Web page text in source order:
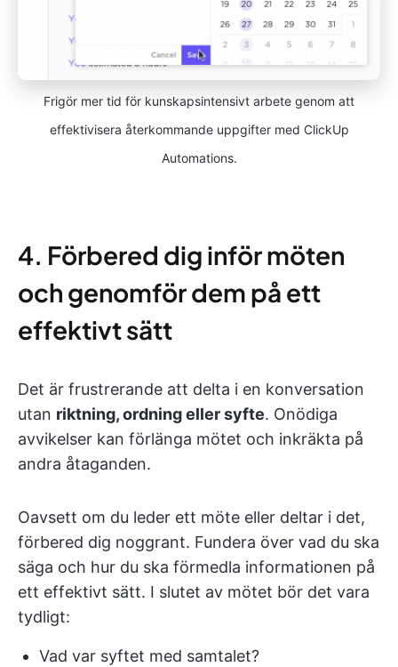
Frigör mer tid för kunskapsintensivt arbete genom att
effektivisera återkommande uppgifter med ClickUp
Automations.
4. Förbered dig inför möten
och genomför dem på ett
effektivt sätt
Det är frustrerande att delta i en konversation
utan riktning, ordning eller syfte. Onödiga
avvikelser kan förlänga mötet och inkräkta på
andra åtaganden.
Oavsett om du leder ett möte eller deltar i det,
förbered dig noggrant. Fundera över vad du ska
säga och hur du ska förmedla informationen på
ett effektivt sätt. I slutet av mötet bör det vara
tydligt:
Vad var syftet med samtalet?